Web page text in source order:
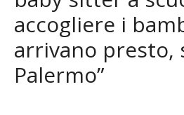
accogliere i
arrivano presto,
Palermo”